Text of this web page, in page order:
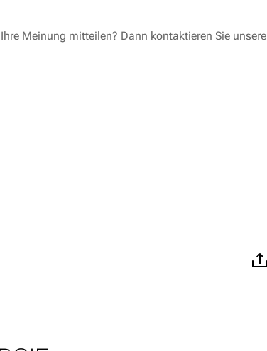
Meinung mitteilen? Dann kontaktieren Sie unsere